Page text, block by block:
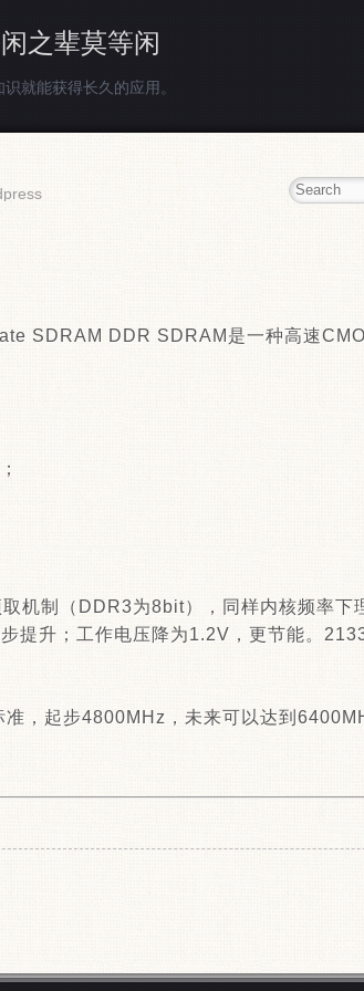
之辈莫等闲
识就能获得长久的应用。
SDRAM DDR SDRAM是一种高速
机制（DDR3为8bit），同样内核频率下
提升；工作电压降为1.2V，更节能。
，起步4800MHz，未来可以达到